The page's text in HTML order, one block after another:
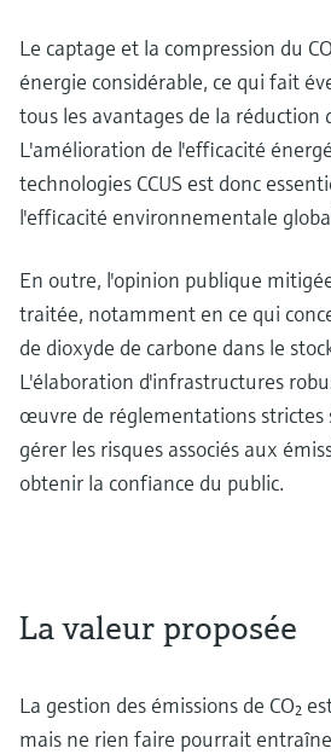
Le captage et la compression du
énergie considérable, ce qui fait
tous les avantages de la réduction
L'amélioration de l'efficacité
technologies CCUS est donc
l'efficacité environnementale
En outre, l'opinion publique
traitée, notamment en ce qui
de dioxyde de carbone dans le
L'élaboration d'infrastructures
œuvre de réglementations strictes
gérer les risques associés aux
obtenir la confiance du public.
La valeur proposée
La gestion des émissions de CO₂
mais ne rien faire pourrait